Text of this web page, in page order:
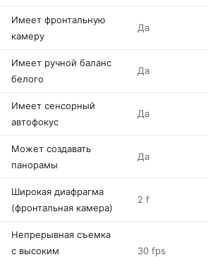
Имеет фронтальную
камеру
Да
Имеет ручной баланс
белого
Да
Имеет сенсорный
автофокус
Да
Может создавать
панорамы
Да
Широкая диафрагма
(фронтальная камера)
2 f
Непрерывная съемка
с высоким
30 fps